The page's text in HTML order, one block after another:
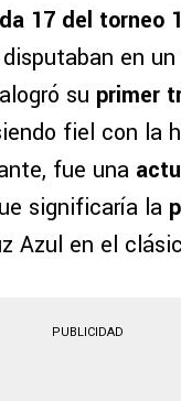
17 del torneo
en
su primer
fiel con la
fue una
significaría la
Azul en el
PUBLICIDAD